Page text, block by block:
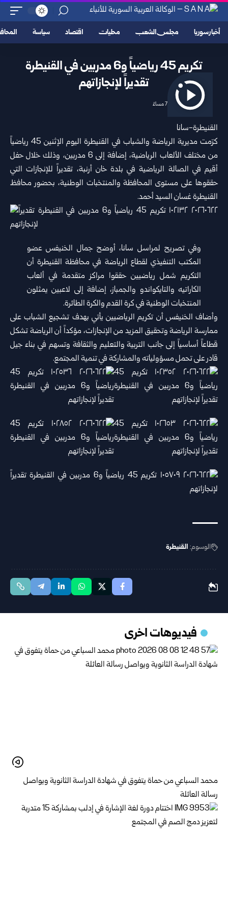
أخبار سوريا مجلس الشعب محليات اقتصاد سياسة
تكريم 45 رياضياً و6 مدربين في القنيطرة
تقديراً لإنجازاتهم
2026/06/22 7:48 مساءً
القنيطرة-سانا
كرّمت مديرية الرياضة والشباب في القنيطرة
اليوم الإثنين 45 رياضياً
من مختلف الألعاب الرياضية، إضافة إلى 6 مدربين، وذلك خلال حفل
أقيم في الصالة الرياضية في بلدة خان أرنبة، تقديراً للإنجازات التي
حققوها على مستوى المحافظة والمنتخبات الوطنية، بحضور محافظ
القنيطرة غسان السيد أحمد.
وفي تصريح لمراسل سانا، أوضح جمال الخنيفس عضو
المكتب التنفيذي لقطاع الرياضة في محافظة القنيطرة أن
التكريم شمل رياضيين حققوا مراكز متقدمة في ألعاب
الكاراتيه والتايكواندو والجمباز، إضافة إلى لاعبين يمثلون
المنتخبات الوطنية في كرة القدم والكرة الطائرة.
وأضاف الخنيفس أن تكريم الرياضيين يأتي بهدف تشجيع الشباب على
ممارسة الرياضة وتحقيق المزيد من الإنجازات، مؤكداً أن الرياضة تشكل
قطاعاً أساسياً إلى جانب التربية والتعليم والثقافة وتسهم في بناء جيل
قادر على تحمل مسؤولياته والمشاركة في تنمية المجتمع.
الوسوم: القنيطرة
فيديوهات اخرى
محمد السباعي من حماة يتفوق في شهادة الدراسة الثانوية ويواصل
رسالة العائلة